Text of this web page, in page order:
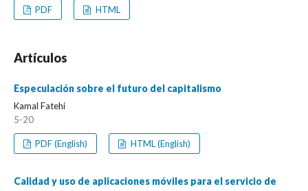
PDF HTML
Artículos
Especulación sobre el futuro del capitalismo
Kamal Fatehi
5-20
PDF (English) HTML (English)
Calidad y uso de aplicaciones móviles para el servicio de